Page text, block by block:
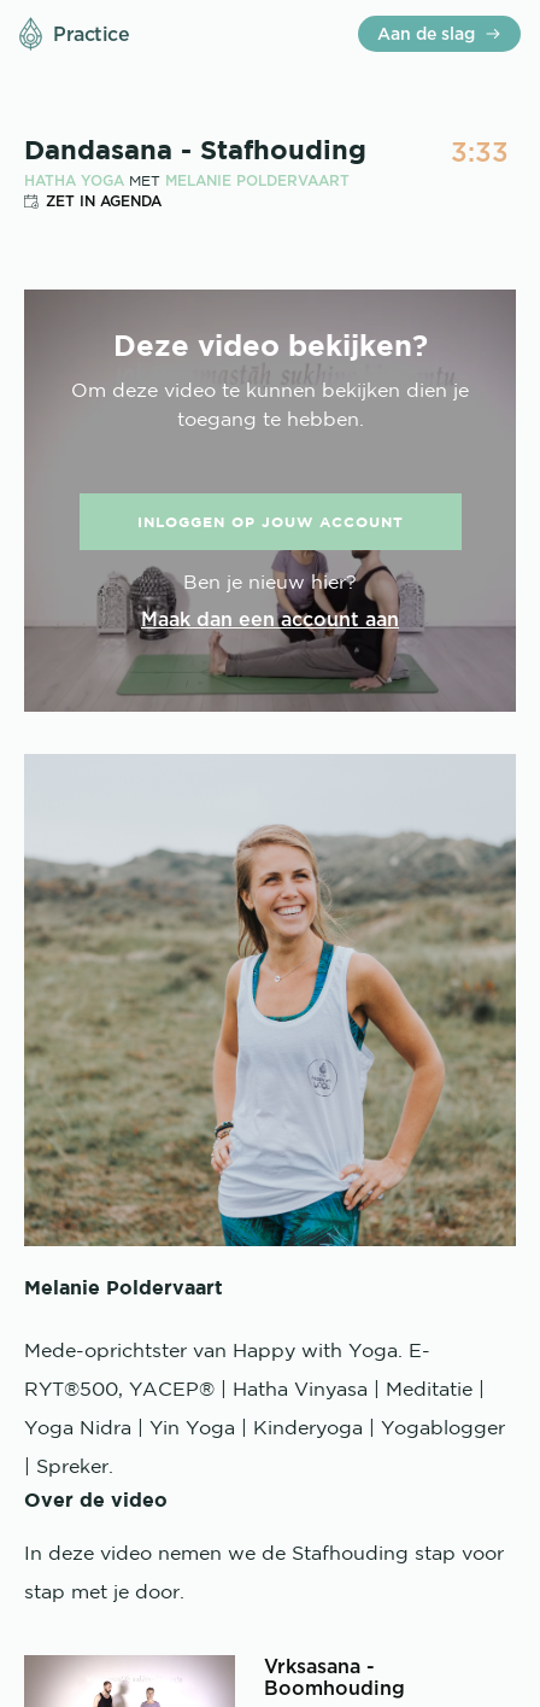
Practice Aan de slag
Dandasana - Stafhouding 3:33
HATHA YOGAMET MELANIE POLDERVAART
ZET IN AGENDA
Deze video bekijken?
Om deze video te kunnen bekijken dien je
toegang te hebben.
INLOGGEN OP JOUW ACCOUNT
Ben je nieuw hier?
Maak dan een account aan
Melanie Poldervaart
Mede-oprichtster van Happy with Yoga. E-
RYT®500, YACEP® | Hatha Vinyasa | Meditatie |
Yoga Nidra | Yin Yoga | Kinderyoga | Yogablogger
| Spreker.
Over de video
In deze video nemen we de Stafhouding stap voor
stap met je door.
Vrksasana -
Boomhouding